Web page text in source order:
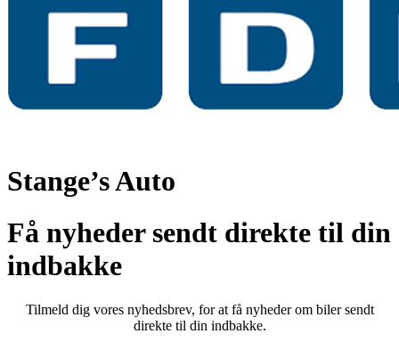
Stange’s Auto
Få nyheder sendt direkte til din
indbakke
Tilmeld dig vores nyhedsbrev, for at få nyheder om biler sendt
direkte til din indbakke.